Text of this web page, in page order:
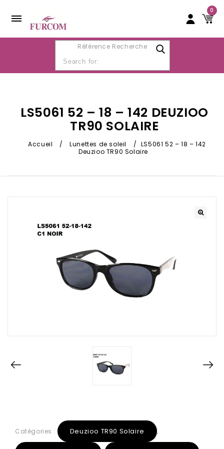
0
Référence Recherche
LS5061 52 – 18 – 142 DEUZIOO
TR90 SOLAIRE
Accueil / Lunettes de soleil / LS5061 52 – 18 – 142
Deuzioo TR90 Solaire
Catégories : Deuzioo TR90 Solaire ,